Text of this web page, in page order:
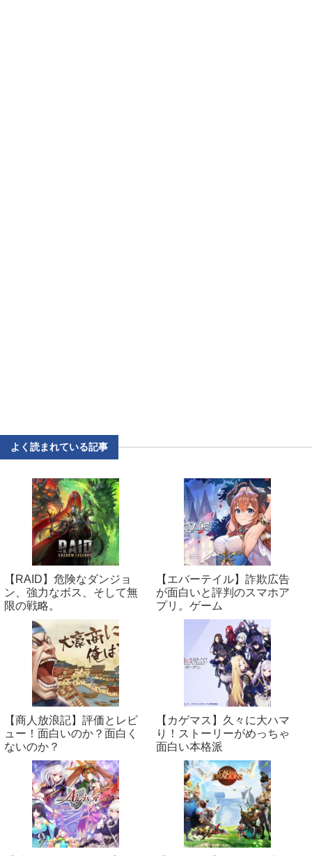
よく読まれている記事
【RAID】危険なダンジョ
ン、強力なボス、そして無
限の戦略。
【エバーテイル】詐欺広告
が面白いと評判のスマホア
プリ。ゲーム
【商人放浪‪記】評価とレビ
ュー！面白いのか？面白く
ないのか？
【カゲマス】久々に大ハマ
り！ストーリーがめっちゃ
面白い本格派